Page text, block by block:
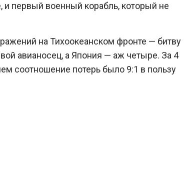
первый военный корабль, который не
на Тихоокеанском фронте — битву
авианосец, а Япония — аж четыре. За 4
соотношение потерь было 9:1 в пользу